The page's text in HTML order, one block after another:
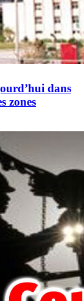
dans
zones